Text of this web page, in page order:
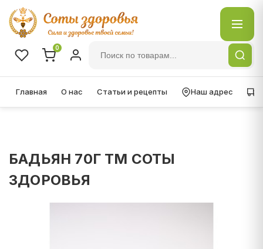
0
Главная О нас Статьи и рецепты Наш адрес
БАДЬЯН 70Г ТМ СОТЫ
ЗДОРОВЬЯ